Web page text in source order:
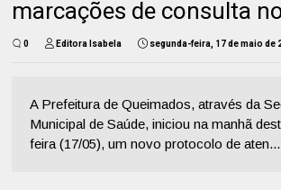
marcações de consulta
0 Editora Isabela segunda-feira, 17 de maio de
A Prefeitura de Queimados, através da
Municipal de Saúde, iniciou na manhã
feira (17/05), um novo protocolo de aten...